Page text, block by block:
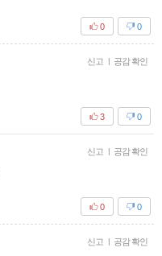
0
0
신고 | 공감 확인
0
3
신고 | 공감 확인
0
0
신고 | 공감 확인